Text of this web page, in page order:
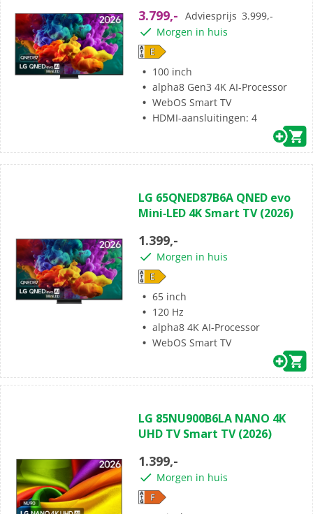
sterren.
3.799,- Adviesprijs 3.999,-
Morgen in huis
100 inch
alpha8 Gen3 4K AI-Processor
WebOS Smart TV
HDMI-aansluitingen: 4
van
de
sterren.
LG 65QNED87B6A QNED evo
Mini‑LED 4K Smart TV (2026)
1.399,-
Morgen in huis
65 inch
120 Hz
alpha8 4K AI-Processor
WebOS Smart TV
van
de
sterren.
LG 85NU900B6LA NANO 4K
UHD TV Smart TV (2026)
1.399,-
Morgen in huis